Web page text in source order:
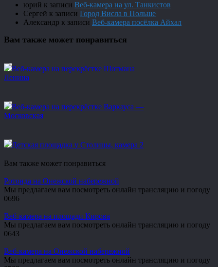
юрий к записи Веб-камера на ул. Танкистов
Сергей к записи Город Висла в Польше
Александр к записи Веб-камера посёлка Айхал
Вам также может понравиться
Веб-камера на перекрёстке Шотмана
Ленина
Веб-камера на перекрёстке Варкауса —
Московская
Детская площадка у Столицы, камера 2
Вам также может понравиться
Ротонда на Онежской набережной
Мы предлагаем вам посмотреть онлайн трансляцию и погоду
0696
Веб-камера на площади Кирова
Мы предлагаем вам посмотреть онлайн трансляцию и погоду
0643
Веб-камера на Онежской набережной
Мы предлагаем вам посмотреть онлайн трансляцию и погоду